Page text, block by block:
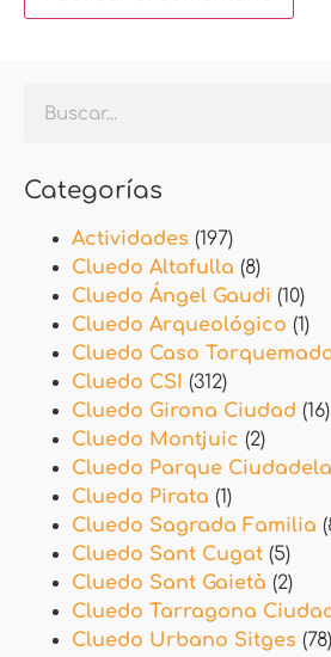
Categorías
Actividades (197)
Cluedo Altafulla (8)
Cluedo Ángel Gaudi (10)
Cluedo Arqueológico (1)
Cluedo Caso
Cluedo CSI (312)
Cluedo Girona Ciudad (16)
Cluedo Montjuic (2)
Cluedo Parque Ciudadela
Cluedo Pirata (1)
Cluedo Sagrada Familia
Cluedo Sant Cugat (5)
Cluedo Sant Gaietà (2)
Cluedo Tarragona
Cluedo Urbano Sitges (78)